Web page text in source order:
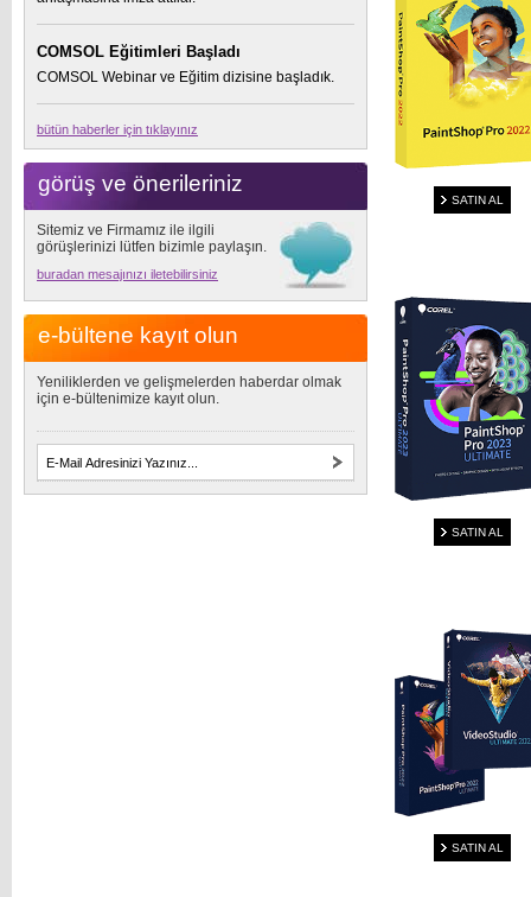
SATIN AL
SATIN AL
SATIN AL
COMSOL Eğitimleri Başladı
COMSOL Webinar ve Eğitim dizisine başladık.
bütün haberler için tıklayınız
görüş ve önerileriniz
Sitemiz ve Firmamız ile ilgili
görüşlerinizi lütfen bizimle paylaşın.
buradan mesajınızı iletebilirsiniz
e-bültene kayıt olun
Yeniliklerden ve gelişmelerden haberdar olmak
için e-bültenimize kayıt olun.